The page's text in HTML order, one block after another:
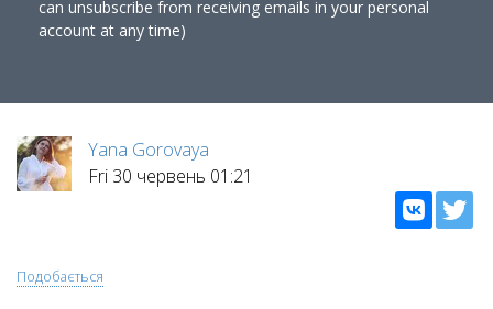
can unsubscribe from receiving emails in your personal
account at any time)
Yana Gorovaya
Fri 30 червень 01:21
Подобається